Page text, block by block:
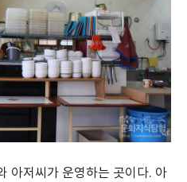
아저씨가 운영하는 곳이다. 아